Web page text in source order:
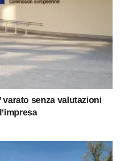
varato senza valutazioni